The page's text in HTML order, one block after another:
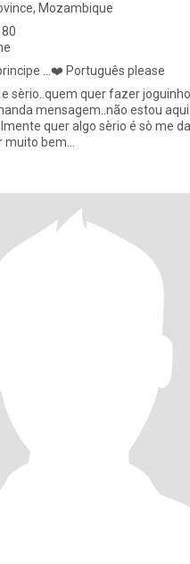
Mozambique
...❤️ Português please
sèrio..quem quer fazer
mensagem..não estou
quer algo sèrio é sò me
bem...